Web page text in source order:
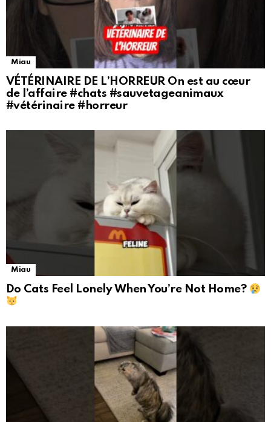
Miau
VÉTÉRINAIRE DE L’HORREUR On est au cœur
de l’affaire #chats #sauvetageanimaux
#vétérinaire #horreur
Miau
Do Cats Feel Lonely When You’re Not Home?